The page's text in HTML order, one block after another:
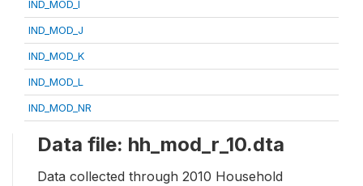
IND_MOD_I
IND_MOD_J
IND_MOD_K
IND_MOD_L
IND_MOD_NR
Data file: hh_mod_r_10.dta
Data collected through 2010 Household